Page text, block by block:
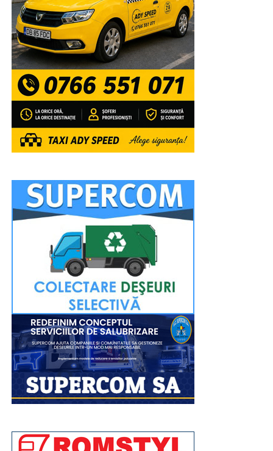
Argeș, aduse special pentru această sărbătoare” a
adăugat părintele vicar Ionuț Ghibanu.
Reprezentanții Arhiepiscopiei Târgoviștei se așteaptă ca
la ceremoniile sfinte să participe peste 20.000 de
credincioși, din Eparhie, din județele învecinate, dar și din
alte zone ale țării.
„Sfânta Liturghie va fi săvârșită de către
Înaltpreasfințitul Părinte Arhiepiscop și Mitropolit
Preasfințitul Părinte Visarion – Episcopul Tulcii,
Preasfințitul Părinte Ieronim – Episcopul Daciei Felix
și Preasfințitul Părinte Teofil Trotușanul – Episcop
Vicar al Arhiepiscopiei Romanului și Bacăului.
RECLAMA
Înaltpreasfinția Sa va lansa, la finalul sfintei slujbe,
volumele recent tipărite de Editura Arhiepiscopiei
Târgoviștei: „Voievozi de la Târgoviște – ctitori de
spiritualitate ortodoxă” și „Mitropolitul Ștefan I al Țării
misionar-educativă dedicată tinerilor: „Familia –